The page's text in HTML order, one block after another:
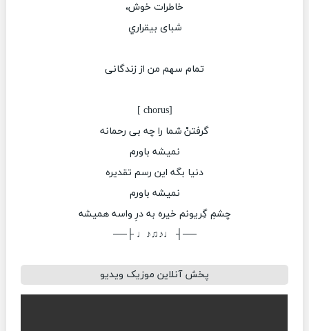
خاطرات خوش،
شباى بيقراري
تمام سهم من از زندگانی
[chorus ]
گرفتنْ شما را چه بی رحمانه
نمیشه باورم
دنیا بگه این رسم تقدیره
نمیشه باورم
چشمِ گِریونم خیره به درِ واسه همیشه
──┤ ♩♪♫♪♩ ├──
پخش آنلاین موزیک ویدیو